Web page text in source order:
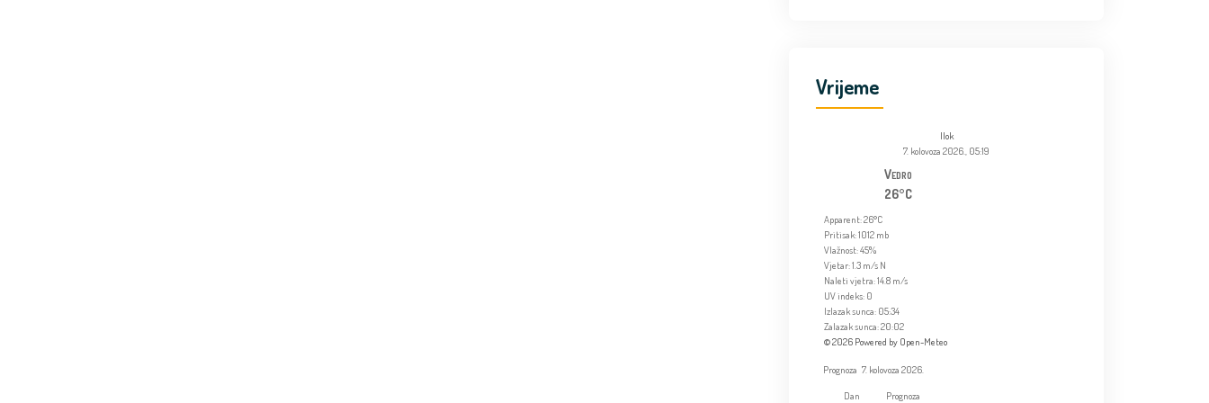
Vrijeme
Ilok
7. kolovoza 2026., 05:19
Vedro
26°C
Apparent: 26°C
Pritisak: 1012 mb
Vlažnost: 45%
Vjetar: 1.3 m/s N
Naleti vjetra: 14.8 m/s
UV indeks: 0
Izlazak sunca: 05:34
Zalazak sunca: 20:02
© 2026 Powered by Open-Meteo
Prognoza 7. kolovoza 2026.
Dan Prognoza